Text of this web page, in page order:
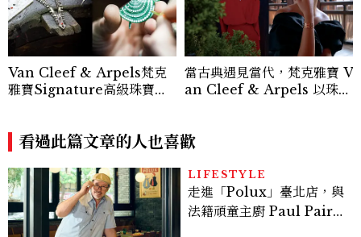
Van Cleef & Arpels梵克
雅寶Signature高級珠寶臻
件璀璨之作，共展世家百年工
藝美學
當古典遇見當代，梵克雅寶 V
an Cleef & Arpels 以珠寶
看過此篇文章的人也喜歡
LIFESTYLE
走進「Polux」臺北店，與
法籍頑童主廚 Paul Pairet